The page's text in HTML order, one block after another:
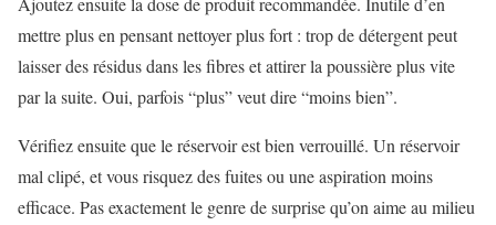
mettre plus en pensant nettoyer plus fort : trop de détergent peut
laisser des résidus dans les fibres et attirer la poussière plus vite
par la suite. Oui, parfois “plus” veut dire “moins bien”.
Vérifiez ensuite que le réservoir est bien verrouillé. Un réservoir
mal clipé, et vous risquez des fuites ou une aspiration moins
efficace. Pas exactement le genre de surprise qu’on aime au milieu